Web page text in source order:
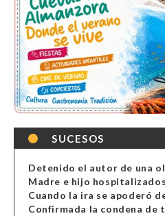
SUCESOS
Cuando la ira se apoderó